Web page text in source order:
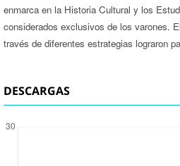
enmarca en la Historia Cultural y los
considerados exclusivos de los varones.
través de diferentes estrategias lograron
DESCARGAS